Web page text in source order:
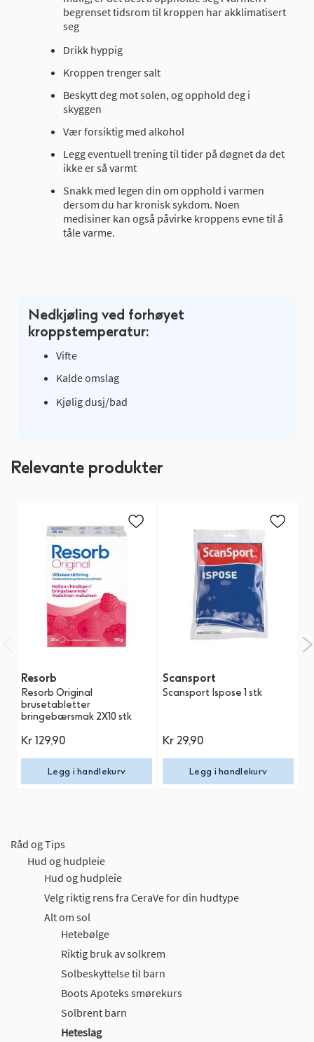
begrenset tidsrom til kroppen har akklimatisert
seg
Drikk hyppig
Kroppen trenger salt
Beskytt deg mot solen, og opphold deg i
skyggen
Vær forsiktig med alkohol
Legg eventuell trening til tider på døgnet da det
ikke er så varmt
Snakk med legen din om opphold i varmen
dersom du har kronisk sykdom. Noen
medisiner kan også påvirke kroppens evne til å
tåle varme.
Nedkjøling ved forhøyet
kroppstemperatur:
Vifte
Kalde omslag
Kjølig dusj/bad
Relevante produkter
Resorb
Resorb Original
brusetabletter
bringebærsmak 2X10 stk
Kr 129,90
Legg i handlekurv
Scansport
Scansport Ispose 1 stk
Kr 29,90
Legg i handlekurv
Råd og Tips
Hud og hudpleie
Hud og hudpleie
Velg riktig rens fra CeraVe for din hudtype
Alt om sol
Hetebølge
Riktig bruk av solkrem
Solbeskyttelse til barn
Boots Apoteks smørekurs
Solbrent barn
Heteslag